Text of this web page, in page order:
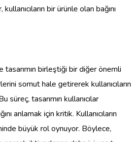
bir ürünle olan bağını
birleştiği bir diğer önemli
somut hale getirerek kullanıcıların
süreç, tasarımın kullanıcılar
anlamak için kritik. Kullanıcıların
büyük rol oynuyor. Böylece,